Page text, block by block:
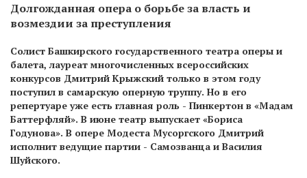
Долгожданная опера о борьбе за власть и
возмездии за преступления
Солист Башкирского государственного театра оперы и
балета, лауреат многочисленных всероссийских
конкурсов Дмитрий Крыжский только в этом году
поступил в самарскую оперную труппу. Но в его
репертуаре уже есть главная роль - Пинкертон в «Мадам
Баттерфляй». В июне театр выпускает «Бориса
Годунова». В опере Модеста Мусоргского Дмитрий
исполнит ведущие партии - Самозванца и Василия
Шуйского.